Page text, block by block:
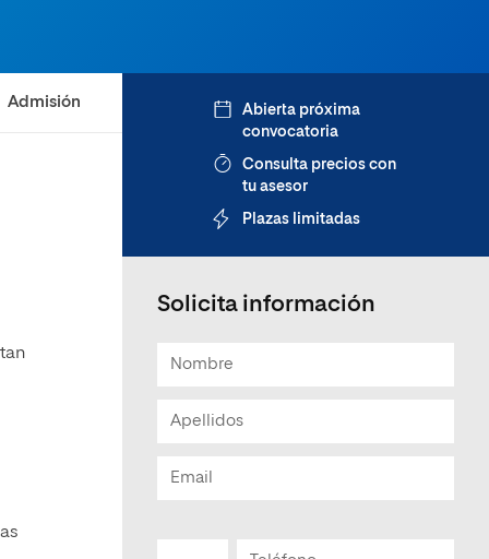
Admisión
Abierta próxima
convocatoria
Consulta precios con
tu asesor
Plazas limitadas
Solicita información